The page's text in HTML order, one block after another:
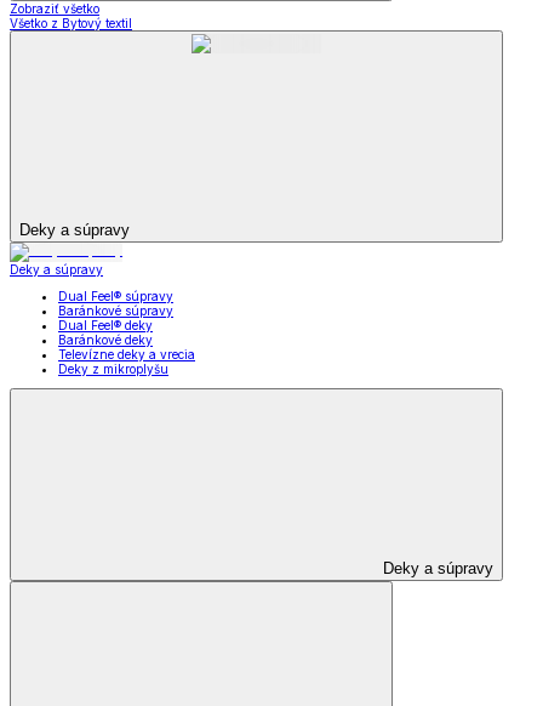
Zobraziť všetko
Všetko z Bytový textil
Deky a súpravy
Deky a súpravy
Dual Feel® súpravy
Baránkové súpravy
Dual Feel® deky
Baránkové deky
Televízne deky a vrecia
Deky z mikroplyšu
Deky a súpravy